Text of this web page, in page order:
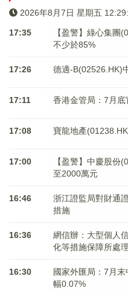
2026年8月7日 星期五
17:35
【盈警】綠心集團
不少於85%
17:26 德適-B(02526.HK)
17:11 香港金管局：7月
17:08 寶龍地產
17:00
【盈警】中慶股份
至2000萬元
16:46
浙江證監局對財通
措施
16:36
網信辦：大型個人
化等措施保障所處
16:30
國家外匯局：7月
幅0.07%